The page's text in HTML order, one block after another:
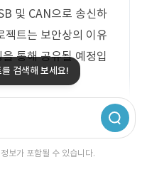
및 CAN으로 송신하
젝트는 보안상의 이유
통해 공유될 예정입
상담 받으세요.
검색해 보세요!
보가 포함될 수 있습니다.